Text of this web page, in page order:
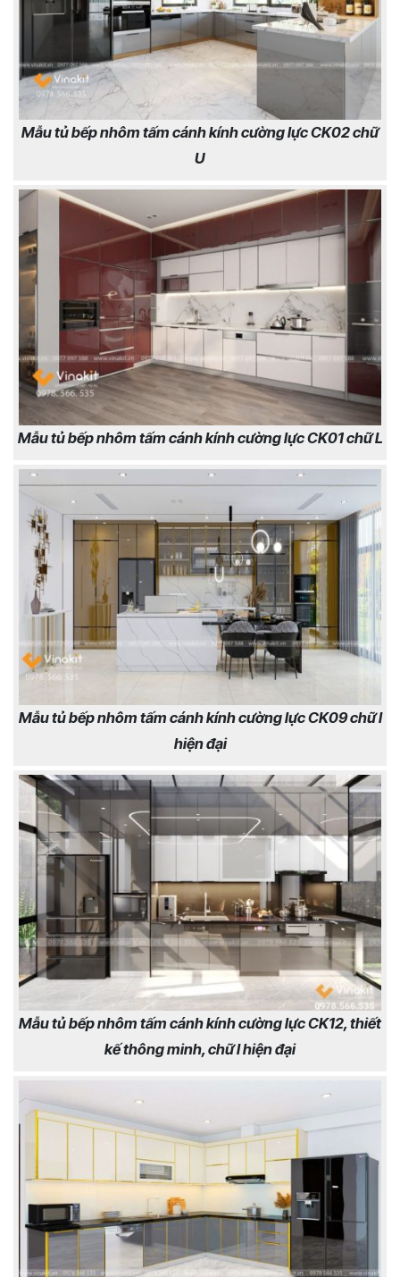
Mẫu tủ bếp nhôm tấm cánh kính cường lực CK02 chữ
U
Mẫu tủ bếp nhôm tấm cánh kính cường lực CK01 chữ L
Mẫu tủ bếp nhôm tấm cánh kính cường lực CK09 chữ I
hiện đại
Mẫu tủ bếp nhôm tấm cánh kính cường lực CK12, thiết
kế thông minh, chữ I hiện đại